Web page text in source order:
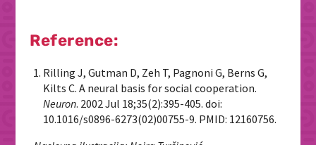
Reference:
Rilling J, Gutman D, Zeh T, Pagnoni G, Berns G,
Kilts C. A neural basis for social cooperation.
Neuron. 2002 Jul 18;35(2):395-405. doi:
10.1016/s0896-6273(02)00755-9. PMID: 12160756.